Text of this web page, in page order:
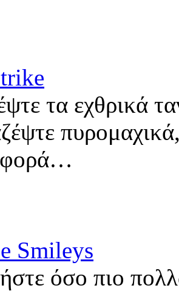
τα εχθρικά
Smileys
όσο πιο